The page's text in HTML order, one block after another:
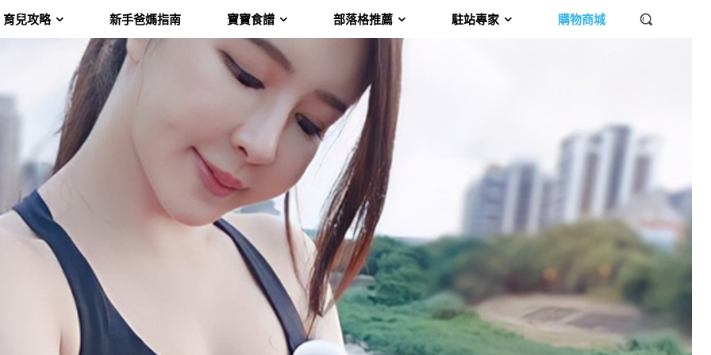
育兒攻略 新手爸媽指南 寶寶食譜 部落格推薦 駐站專家 購物商城